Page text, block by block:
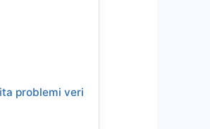
problemi veri